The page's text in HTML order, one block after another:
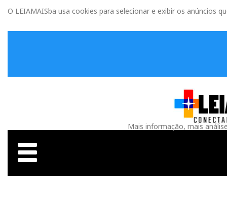
O LEIAMAISba usa cookies para selecionar e exibir os anúncios
Mais informação, mais